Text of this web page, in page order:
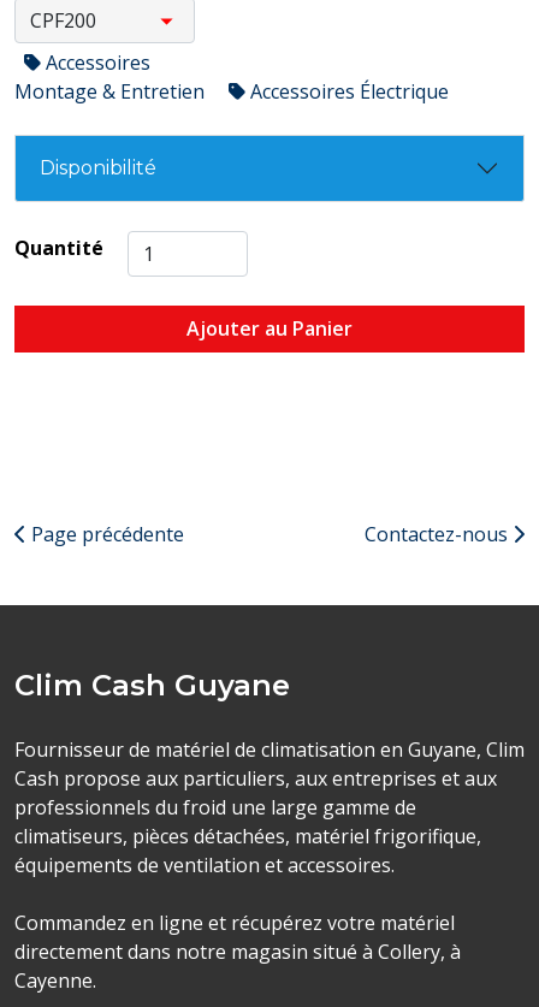
Accessoires
Montage & Entretien
Accessoires Électrique
Disponibilité
Quantité
Ajouter au Panier
Page précédente Contactez-nous
Clim Cash Guyane
Fournisseur de matériel de climatisation en Guyane, Clim
Cash propose aux particuliers, aux entreprises et aux
professionnels du froid une large gamme de
climatiseurs, pièces détachées, matériel frigorifique,
équipements de ventilation et accessoires.
Commandez en ligne et récupérez votre matériel
directement dans notre magasin situé à Collery, à
Cayenne.